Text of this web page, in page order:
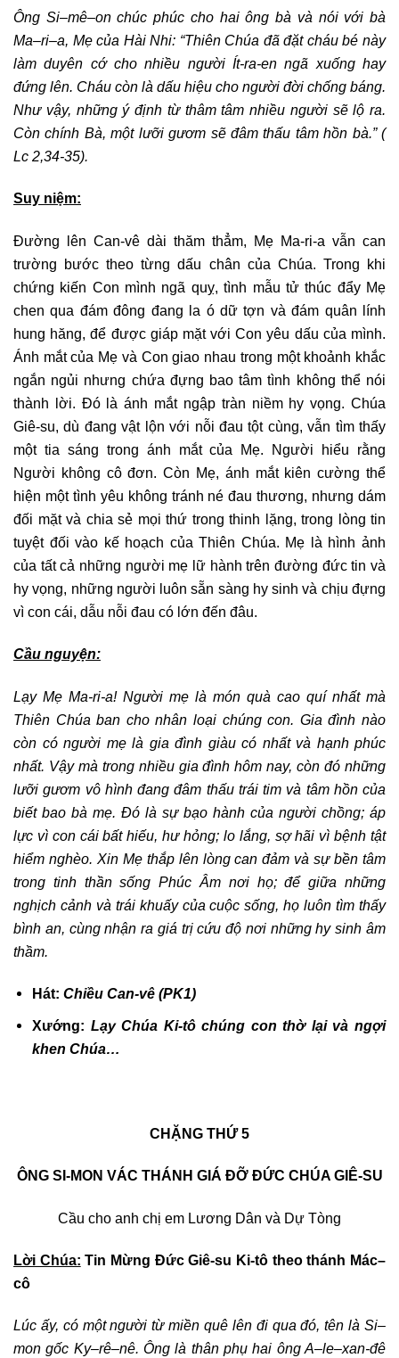
Ông Si–mê–on chúc phúc cho hai ông bà và nói với bà
Ma–ri–a, Mẹ của Hài Nhi: “Thiên Chúa đã đặt cháu bé này
làm duyên cớ cho nhiều người Ít-ra-en ngã xuống hay
đứng lên. Cháu còn là dấu hiệu cho người đời chống báng.
Như vậy, những ý định từ thâm tâm nhiều người sẽ lộ ra.
Còn chính Bà, một lưỡi gươm sẽ đâm thấu tâm hồn bà.”(
Lc 2,34-35).
Suy niệm:
Đường lên Can-vê dài thăm thẳm, Mẹ Ma-ri-a vẫn can
trường bước theo từng dấu chân của Chúa. Trong khi
chứng kiến Con mình ngã quỵ, tình mẫu tử thúc đẩy Mẹ
chen qua đám đông đang la ó dữ tợn và đám quân lính
hung hăng, để được giáp mặt với Con yêu dấu của mình.
Ánh mắt của Mẹ và Con giao nhau trong một khoảnh khắc
ngắn ngủi nhưng chứa đựng bao tâm tình không thể nói
thành lời. Đó là ánh mắt ngập tràn niềm hy vọng. Chúa
Giê-su, dù đang vật lộn với nỗi đau tột cùng, vẫn tìm thấy
một tia sáng trong ánh mắt của Mẹ. Người hiểu rằng
Người không cô đơn. Còn Mẹ, ánh mắt kiên cường thể
hiện một tình yêu không tránh né đau thương, nhưng dám
đối mặt và chia sẻ mọi thứ trong thinh lặng, trong lòng tin
tuyệt đối vào kế hoạch của Thiên Chúa. Mẹ là hình ảnh
của tất cả những người mẹ lữ hành trên đường đức tin và
hy vọng, những người luôn sẵn sàng hy sinh và chịu đựng
vì con cái, dẫu nỗi đau có lớn đến đâu.
Cầu nguyện:
LạyMẹ Ma-ri-a! Người mẹ là món quà cao quí nhất mà
Thiên Chúa ban cho nhân loại chúng con. Gia đình nào
còn có người mẹ là gia đình giàu có nhất và hạnh phúc
nhất. Vậy mà trong nhiều gia đình hôm nay, còn đó những
lưỡi gươm vô hình đang đâm thấu trái tim và tâm hồn của
biết bao bà mẹ. Đó là sự bạo hành của người chồng; áp
lực vì con cái bất hiếu, hư hỏng; lo lắng, sợ hãi vì bệnh tật
hiểm nghèo. Xin Mẹ thắp lên lòng can đảm và sự bền tâm
trong tinh thần sống Phúc Âm nơi họ; để giữa những
nghịch cảnh và trái khuấy của cuộc sống, họ luôn tìm thấy
bình an, cùng nhận ra giá trị cứu độ nơi những hy sinh âm
thầm.
Hát:Chiều Can-vê (PK1)
Xướng: Lạy Chúa Ki-tô chúng con thờ lại và ngợi
khen Chúa…
CHẶNG THỨ 5
ÔNG SI-MON VÁC THÁNH GIÁ ĐỠ ĐỨC CHÚA GIÊ-SU
Cầu cho anh chị em Lương Dân và Dự Tòng
Lời Chúa: Tin Mừng ĐứcGiê-su Ki-tô theo thánh Mác–
cô
Lúc ấy, có một người từ miền quê lên đi qua đó, tên là Si–
mon gốc Ky–rê–nê. Ông là thân phụ hai ông A–le–xan-đê